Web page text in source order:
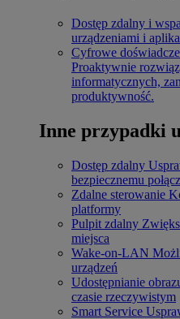
Dostęp zdalny i
urządzeniami i
Cyfrowe
Proaktywnie
informatycznych,
produktywność.
Inne przypadki
Dostęp zdalny
bezpiecznemu
Zdalne sterowanie
platformy
Pulpit zdalny
miejsca
Wake-on-LAN
urządzeń
Udostępnianie
czasie rzeczywistym
Smart Service